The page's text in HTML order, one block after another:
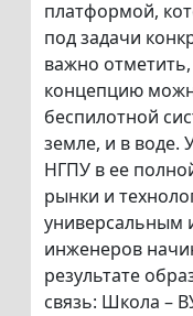
платформой,
под задачи
важно
концепцию
беспилотной
земле, и в воде.
НГПУ в ее
рынки и
универсальным
инженеров
результате
связь: Школа –